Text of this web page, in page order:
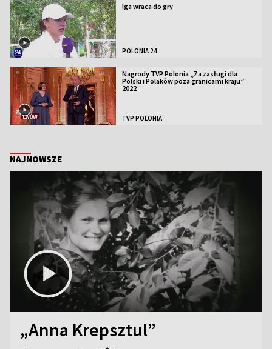
Iga wraca do gry
POLONIA 24
Nagrody TVP Polonia „Za zasługi dla
Polski i Polaków poza granicami kraju”
2022
TVP POLONIA
NAJNOWSZE
„Anna Krepsztul”